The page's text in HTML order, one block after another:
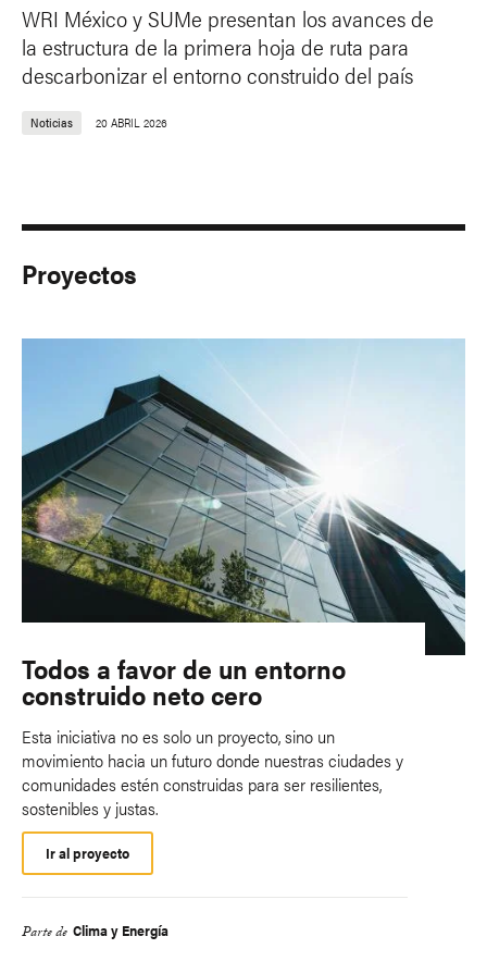
WRI México y SUMe presentan los avances de
la estructura de la primera hoja de ruta para
descarbonizar el entorno construido del país
Noticias 20 ABRIL 2026
Proyectos
Todos a favor de un entorno
construido neto cero
Esta iniciativa no es solo un proyecto, sino un
movimiento hacia un futuro donde nuestras ciudades y
comunidades estén construidas para ser resilientes,
sostenibles y justas.
Ir al proyecto
Parte de Clima y Energía